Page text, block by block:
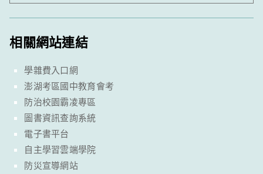
相關網站連結
學雜費入口網
澎湖考區國中教育會考
防治校園霸凌專區
圖書資訊查詢系統
電子書平台
自主學習雲端學院
防災宣導網站